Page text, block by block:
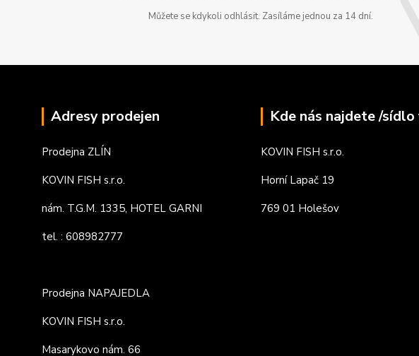
Můžete se kdykoli odhlásit. Zasíláme jednou za 14 dní.
Adresy prodejen
Prodejna ZLÍN
KOVIN FISH s.r.o.
nám. T.G.M. 1335, HOTEL GARNI
tel. : 608982777
Prodejna NAPAJEDLA
KOVIN FISH s.r.o.
Masarykovo nám. 66
Kde nás najdete /
KOVIN FISH s.r.o.
Horní Lapač 19
769 01 Holešov